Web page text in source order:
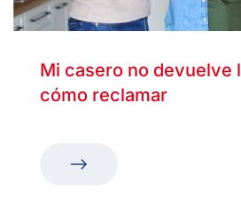
Mi casero no devuelve
cómo reclamar